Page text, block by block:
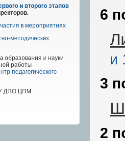
и второго этапов
в мероприятиях
методических
образования и науки
работы
педагогического
ДПО ЦПМ
6
и
3
2